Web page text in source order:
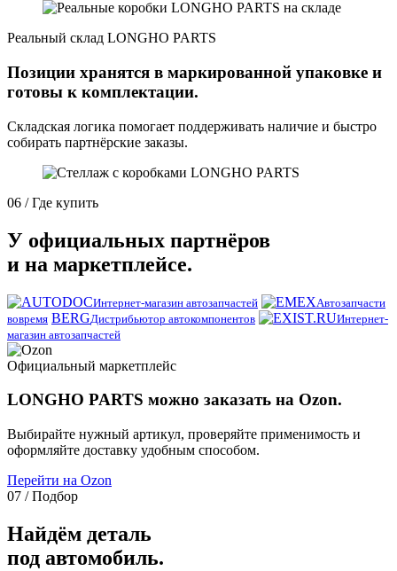
Реальный склад LONGHO PARTS
Позиции хранятся в маркированной упаковке и
готовы к комплектации.
Складская логика помогает поддерживать наличие и быстро
собирать партнёрские заказы.
06 / Где купить
У официальных партнёров
и на маркетплейсе.
Интернет-магазин автозапчастей
Автозапчасти
вовремя BERGДистрибьютор автокомпонентов
Интернет-
магазин автозапчастей
Официальный маркетплейс
LONGHO PARTS можно заказать на Ozon.
Выбирайте нужный артикул, проверяйте применимость и
оформляйте доставку удобным способом.
Перейти на Ozon
07 / Подбор
Найдём деталь
под автомобиль.